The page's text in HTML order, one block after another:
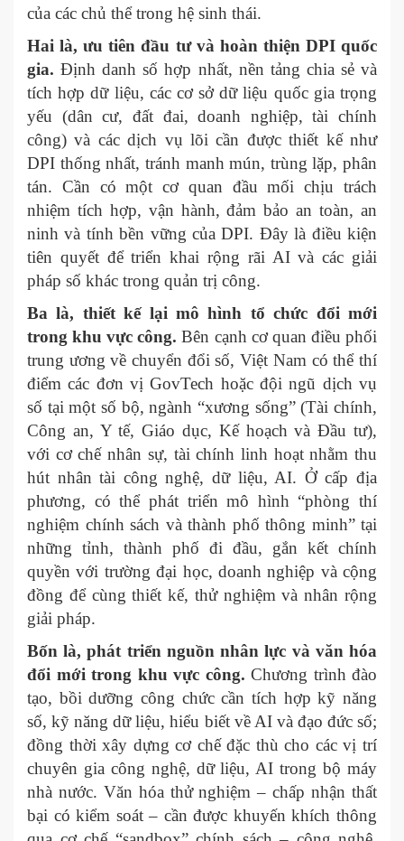
của các chủ thể trong hệ sinh thái.
Hai là, ưu tiên đầu tư và hoàn thiện DPI quốc
gia. Định danh số hợp nhất, nền tảng chia sẻ và
tích hợp dữ liệu, các cơ sở dữ liệu quốc gia trọng
yếu (dân cư, đất đai, doanh nghiệp, tài chính
công) và các dịch vụ lõi cần được thiết kế như
DPI thống nhất, tránh manh mún, trùng lặp, phân
tán. Cần có một cơ quan đầu mối chịu trách
nhiệm tích hợp, vận hành, đảm bảo an toàn, an
ninh và tính bền vững của DPI. Đây là điều kiện
tiên quyết để triển khai rộng rãi AI và các giải
pháp số khác trong quản trị công.
Ba là, thiết kế lại mô hình tổ chức đổi mới
trong khu vực công. Bên cạnh cơ quan điều phối
trung ương về chuyển đổi số, Việt Nam có thể thí
điểm các đơn vị GovTech hoặc đội ngũ dịch vụ
số tại một số bộ, ngành “xương sống” (Tài chính,
Công an, Y tế, Giáo dục, Kế hoạch và Đầu tư),
với cơ chế nhân sự, tài chính linh hoạt nhằm thu
hút nhân tài công nghệ, dữ liệu, AI. Ở cấp địa
phương, có thể phát triển mô hình “phòng thí
nghiệm chính sách và thành phố thông minh” tại
những tỉnh, thành phố đi đầu, gắn kết chính
quyền với trường đại học, doanh nghiệp và cộng
đồng để cùng thiết kế, thử nghiệm và nhân rộng
giải pháp.
Bốn là, phát triển nguồn nhân lực và văn hóa
đổi mới trong khu vực công. Chương trình đào
tạo, bồi dưỡng công chức cần tích hợp kỹ năng
số, kỹ năng dữ liệu, hiểu biết về AI và đạo đức số;
đồng thời xây dựng cơ chế đặc thù cho các vị trí
chuyên gia công nghệ, dữ liệu, AI trong bộ máy
nhà nước. Văn hóa thử nghiệm – chấp nhận thất
bại có kiểm soát – cần được khuyến khích thông